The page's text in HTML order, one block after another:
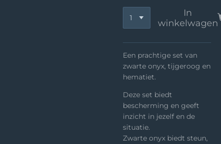
In
winkelwagen
Een prachtige set van
zwarte onyx, tijgeroog en
hematiet.
Deze set biedt
bescherming en geeft
inzicht in jezelf en de
situatie.
Zwarte onyx biedt steun,